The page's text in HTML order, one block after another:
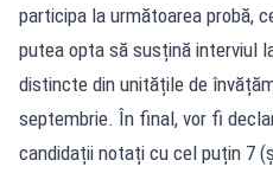
participa la următoarea probă,
putea opta să susțină interviul
distincte din unitățile de
septembrie. În final, vor fi
candidații notați cu cel puțin 7